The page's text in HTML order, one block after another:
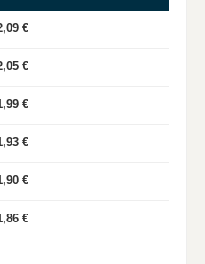
€
€
€
€
€
€